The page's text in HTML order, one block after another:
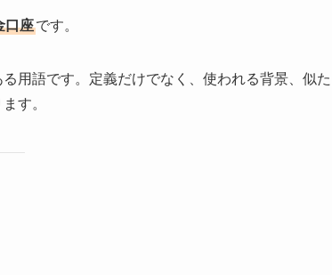
口座です。
用語です。定義だけでなく、使われる背景、似た
す。